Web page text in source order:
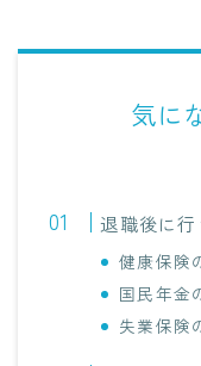
気に
退職後に
健康保険
国民年金
失業保険